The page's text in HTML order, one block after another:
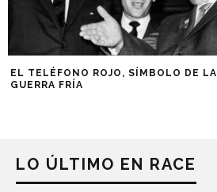
EL TELÉFONO ROJO, SÍMBOLO DE LA
GUERRA FRÍA
LO ÚLTIMO EN RACE